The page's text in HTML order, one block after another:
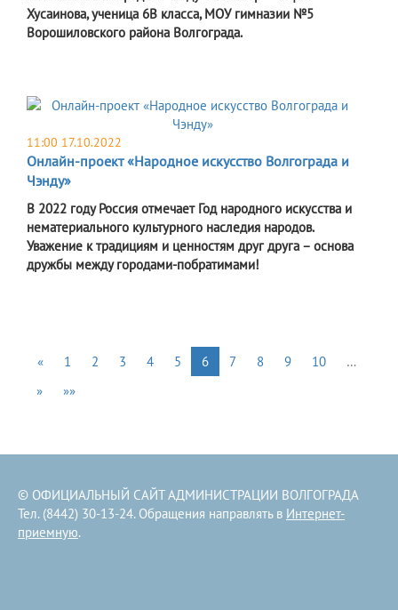
Хусаинова, ученица 6В класса, МОУ гимназии №5
Ворошиловского района Волгограда.
11:00 17.10.2022
Онлайн-проект «Народное искусство Волгограда и
Чэнду»
В 2022 году Россия отмечает Год народного искусства и
нематериального культурного наследия народов.
Уважение к традициям и ценностям друг друга – основа
дружбы между городами-побратимами!
« 1 2 3 4 5 6 7 8 9 10
…
»
»»
© ОФИЦИАЛЬНЫЙ САЙТ АДМИНИСТРАЦИИ ВОЛГОГРАДА
Тел. (8442) 30-13-24. Обращения направлять в Интернет-
приемную.